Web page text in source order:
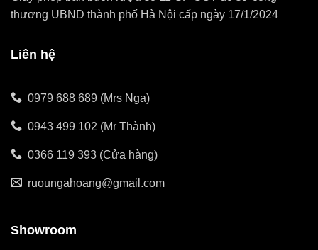
thương UBND thành phố Hà Nội cấp ngày 17/1/2024
Liên hệ
0979 688 689 (Mrs Nga)
0943 499 102 (Mr Thành)
0366 119 393 (Cửa hàng)
ruoungahoang@gmail.com
Showroom